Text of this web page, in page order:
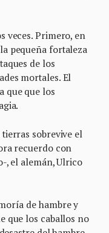
veces. Primero, en
pequeña fortaleza
de los
mortales. El
que que los
sobrevive el
recuerdo con
, el alemán, Ulrico
de hambre y
que los caballos no